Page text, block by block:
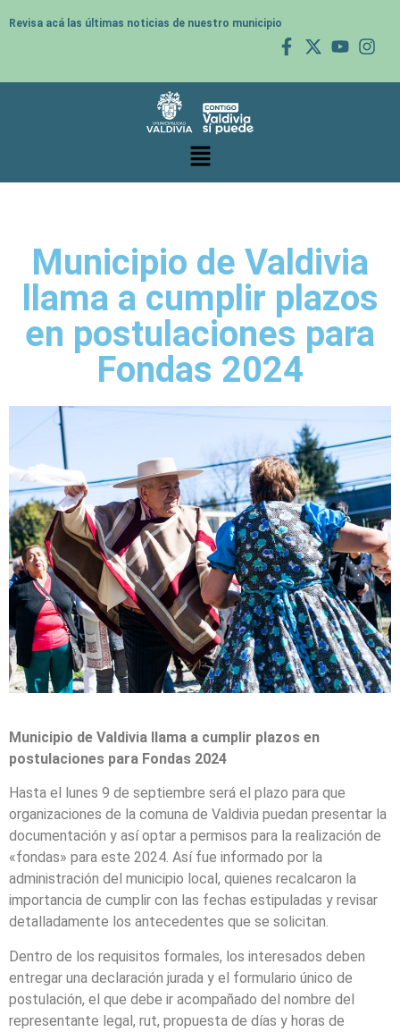
Revisa acá las últimas noticias de nuestro municipio
Municipio de Valdivia
llama a cumplir plazos
en postulaciones para
Fondas 2024
Municipio de Valdivia llama a cumplir plazos en
postulaciones para Fondas 2024
Hasta el lunes 9 de septiembre será el plazo para que
organizaciones de la comuna de Valdivia puedan presentar la
documentación y así optar a permisos para la realización de
«fondas» para este 2024. Así fue informado por la
administración del municipio local, quienes recalcaron la
importancia de cumplir con las fechas estipuladas y revisar
detalladamente los antecedentes que se solicitan.
Dentro de los requisitos formales, los interesados deben
entregar una declaración jurada y el formulario único de
postulación, el que debe ir acompañado del nombre del
representante legal, rut, propuesta de días y horas de